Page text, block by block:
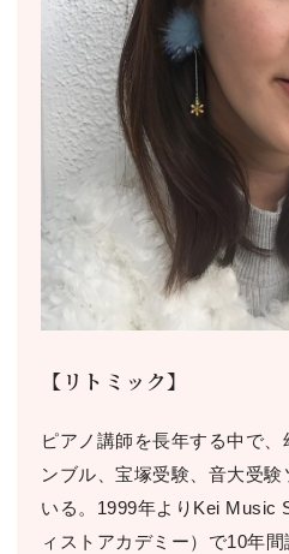
【リトミック】
ピアノ講師を長年する中で
ンブル、宝塚受験、音大受
いる。1999年よりKei Music
ィストアカデミー）で10年